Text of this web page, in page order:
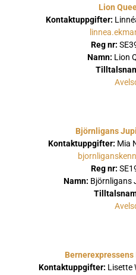
Lion
Kontaktuppgifter:
Reg nr:
Namn: Lion
Björnligans
Kontaktuppgifter: Mia
Reg nr:
Namn: Björnligans
Bernerexpressens
Kontaktuppgifter: Lisette